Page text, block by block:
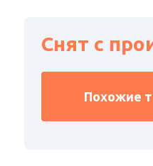
Снят с
Похожие